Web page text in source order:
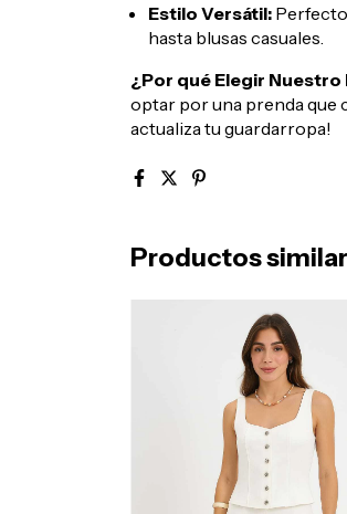
Estilo Versátil:
hasta blusas casuales.
¿Por qué Elegir Nuestro
optar por una prenda que
actualiza tu guardarropa!
Productos